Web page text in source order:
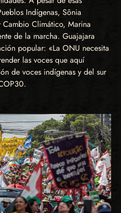
Indígenas, Sônia
Climático, Marina
de la marcha. Guajajara
popular: «La ONU necesita
las voces que aquí
de voces indígenas y del sur